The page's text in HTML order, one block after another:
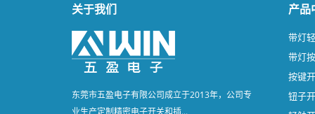
关于我们
东莞市五盈电子有限公司成立于2013年，公司专
业生产定制精密电子开关和插...
产品
带灯
带灯
按键
钮子